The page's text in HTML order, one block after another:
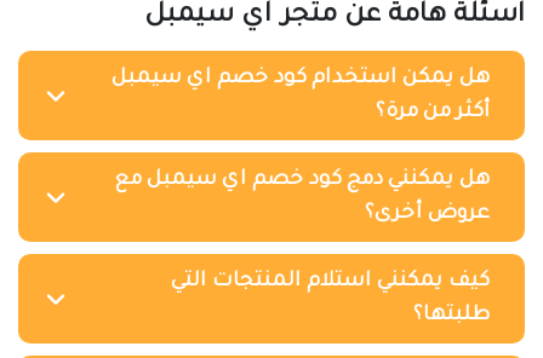
اسئلة هامة عن متجر اي سيمبل
هل يمكن استخدام كود خصم اي سيمبل
أكثر من مرة؟
هل يمكنني دمج كود خصم اي سيمبل مع
عروض أخرى؟
كيف يمكنني استلام المنتجات التي
طلبتها؟